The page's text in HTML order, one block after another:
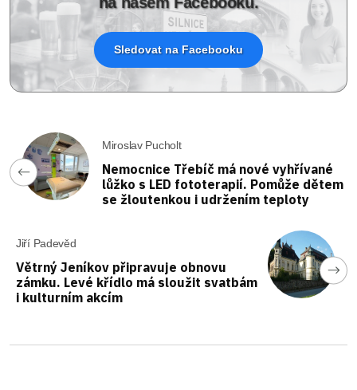
Sledovat na Facebooku
Miroslav Pucholt
Nemocnice Třebíč má nové vyhřívané
lůžko s LED fototerapií. Pomůže dětem
se žloutenkou i udržením teploty
Jiří Padevěd
Větrný Jeníkov připravuje obnovu
zámku. Levé křídlo má sloužit svatbám
i kulturním akcím